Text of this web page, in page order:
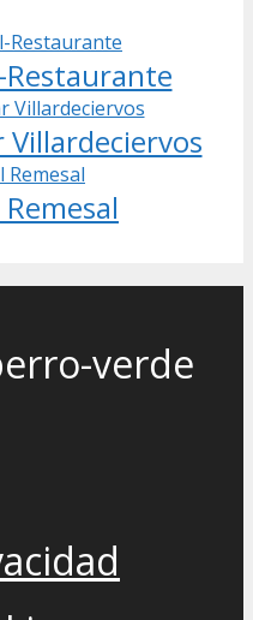
Restaurante
Villardeciervos
verde